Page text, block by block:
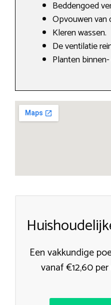
Beddengoed
Opvouwen van
Kleren wassen.
De ventilatie
Planten
Een vakkundige
vanaf €12,60